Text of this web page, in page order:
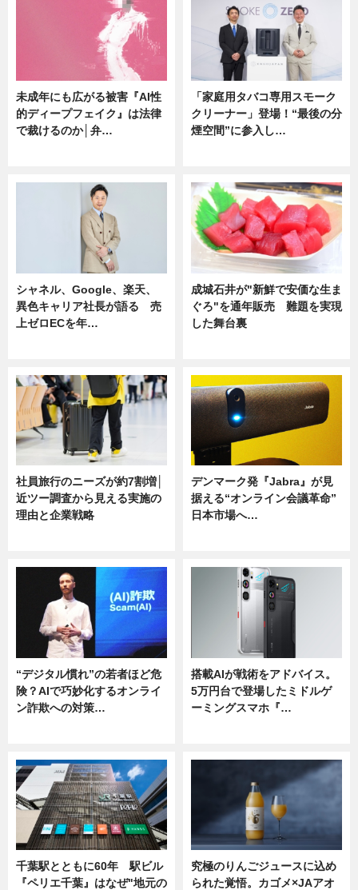
未成年にも広がる被害『AI性
的ディープフェイク』は法律
で裁けるのか│弁…
「家庭用タバコ専用スモーク
クリーナー」登場！“最後の分
煙空間”に参入し…
シャネル、Google、楽天、
異色キャリア社長が語る 売
上ゼロECを年…
成城石井が"新鮮で安価な生ま
ぐろ"を通年販売 難題を実現
した舞台裏
社員旅行のニーズが約7割増│
近ツー調査から見える実施の
理由と企業戦略
デンマーク発『Jabra』が見
据える“オンライン会議革命”
日本市場へ…
“デジタル慣れ”の若者ほど危
険？AIで巧妙化するオンライ
ン詐欺への対策…
搭載AIが戦術をアドバイス。
5万円台で登場したミドルゲ
ーミングスマホ『…
千葉駅とともに60年 駅ビル
『ペリエ千葉』はなぜ"地元の
究極のりんごジュースに込め
られた覚悟。カゴメ×JAアオ